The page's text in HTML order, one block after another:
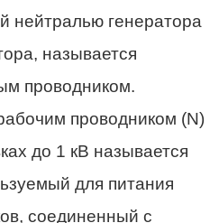
нейтралью генератора
называется
проводником.
проводником (N)
до 1 кВ называется
для питания
соединенный с